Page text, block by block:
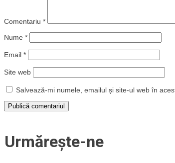
Comentariu *
Nume *
Email *
Site web
Salvează-mi numele, emailul și site-ul web în
Urmărește-ne